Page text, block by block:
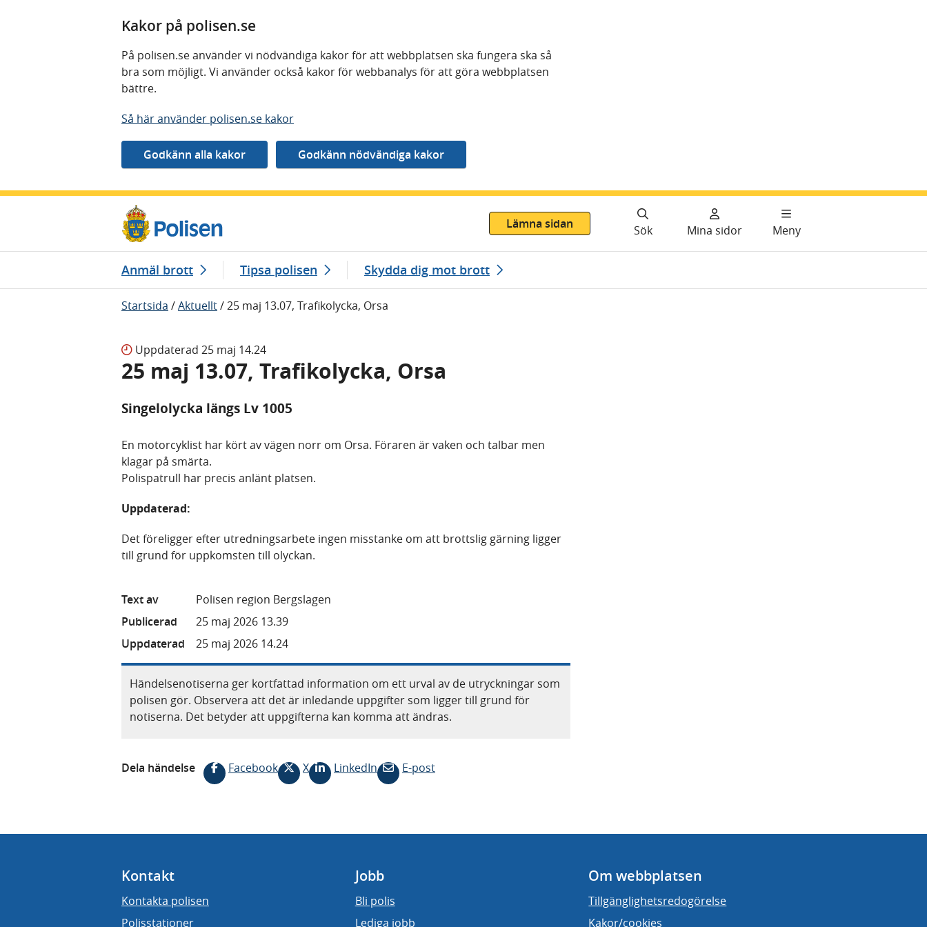
Kakor på polisen.se
På polisen.se använder vi nödvändiga kakor för att webbplatsen ska fungera ska så
bra som möjligt. Vi använder också kakor för webbanalys för att göra webbplatsen
bättre.
Så här använder polisen.se kakor
Lämna sidan
Sök Mina sidor Meny
Anmäl brott Tipsa polisen Skydda dig mot brott
Startsida /Aktuellt/25 maj 13.07, Trafikolycka, Orsa
Uppdaterad 25 maj 14.24
25 maj 13.07, Trafikolycka, Orsa
Singelolycka längs Lv 1005
En motorcyklist har kört av vägen norr om Orsa. Föraren är vaken och talbar men
klagar på smärta.
Polispatrull har precis anlänt platsen.
Uppdaterad:
Det föreligger efter utredningsarbete ingen misstanke om att brottslig gärning ligger
till grund för uppkomsten till olyckan.
Text av
Polisen region Bergslagen
Publicerad
25 maj 2026 13.39
Uppdaterad
25 maj 2026 14.24
Händelsenotiserna ger kortfattad information om ett urval av de utryckningar som
polisen gör. Observera att det är inledande uppgifter som ligger till grund för
notiserna. Det betyder att uppgifterna kan komma att ändras.
Dela händelse Facebook X LinkedIn E-post
Kontakt
Kontakta polisen
Polisstationer
Jobb
Bli polis
Lediga jobb
Om webbplatsen
Tillgänglighetsredogörelse
Kakor/cookies